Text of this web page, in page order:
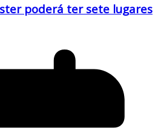
poderá ter sete lugares